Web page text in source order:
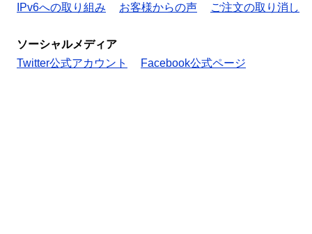
IPv6への取り組み
お客様からの声 ご注文の取り消し
ソーシャルメディア
Twitter公式アカウント
Facebook公式ページ